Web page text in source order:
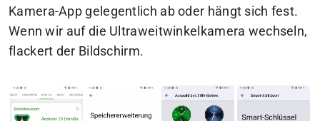
Kamera-App gelegentlich ab oder hängt sich fest.
Wenn wir auf die Ultraweitwinkelkamera wechseln,
flackert der Bildschirm.